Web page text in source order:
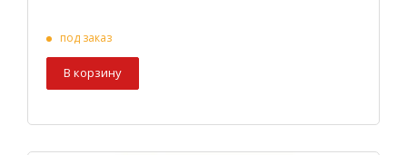
под заказ
В корзину